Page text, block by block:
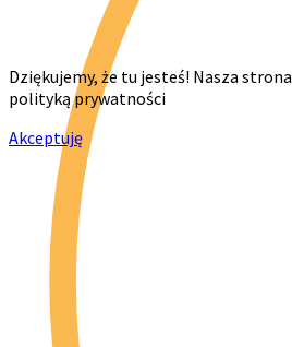
Dziękujemy, że tu jesteś! Nasza
polityką prywatności
Akceptuję